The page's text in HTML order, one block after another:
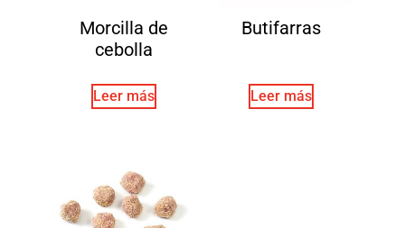
Morcilla de
cebolla
Leer más
Butifarras
Leer más